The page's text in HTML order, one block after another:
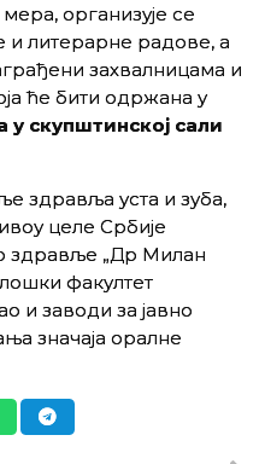
организује се
и литерарне радове, а
захвалницама и
ће бити одржана у
у скупштинској сали
здравља уста и зуба,
целе Србије
здравље „Др Милан
факултет
и заводи за јавно
значаја оралне